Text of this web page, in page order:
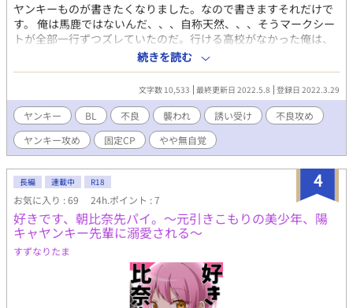
ヤンキーものが書きたくなりました。なので書きますそれだけで
す。 俺は馬鹿ではないんだ、、、自称天然、、、そうマークシー
トが全部一行ずつズレていたのだ。行ける高校がなかった俺は、
地域で一番のバカ、そしてヤンキー校として名高い高校に進学し
た。 俺は俺なりの考えがあって行動してるけど、、、周りの反応
がなんかおかしいぞ！？俺は天然なのか？←テストで気づけよ！
不良×天然(自称、中途半端)
続きを読む
文字数 10,533 最終更新日 2022.5.8 登録日 2022.3.29
ヤンキー BL 不良 襲われ 誘い受け
不良攻め
ヤンキー攻め
固定CP やや無自覚
4
長編 連載中 R18
お気に入り : 69 24h.ポイント : 7
好きです、朝比奈先パイ。～元引きこもりの美少年、陽
キャヤンキー先輩に溺愛される～
すずなりたま